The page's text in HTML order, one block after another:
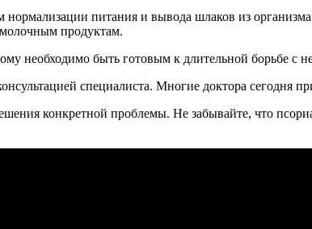
питания и вывода шлаков из
продуктам.
необходимо быть готовым к длительной борьбе с
специалиста. Многие доктора сегодня
конкретной проблемы. Не забывайте, что